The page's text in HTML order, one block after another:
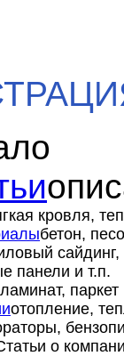
кровля,
бетон,
сайдинг,
панели и т.п.
паркет
отопление,
о